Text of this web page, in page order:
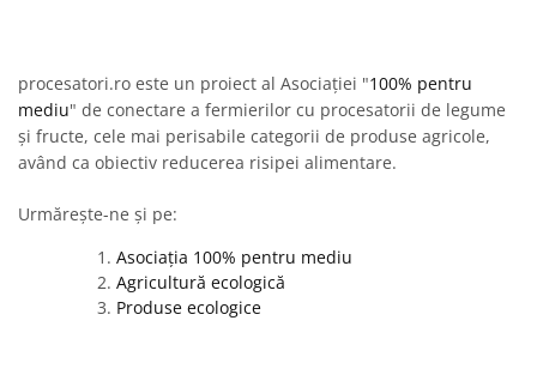
procesatori.ro este un proiect al Asociației "100% pentru
mediu" de conectare a fermierilor cu procesatorii de legume
și fructe, cele mai perisabile categorii de produse agricole,
având ca obiectiv reducerea risipei alimentare.
Urmărește-ne și pe:
Asociația 100% pentru mediu
Agricultură ecologică
Produse ecologice